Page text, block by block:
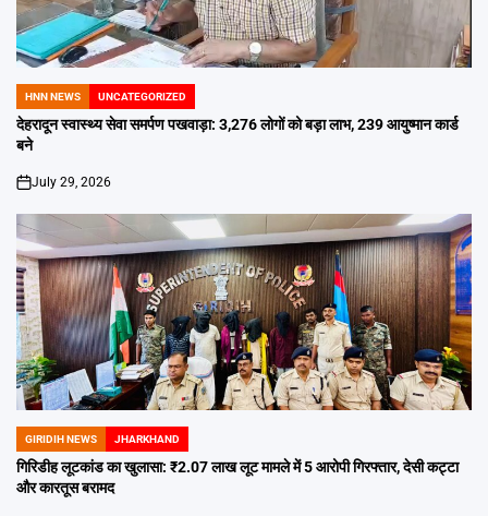
POSTED
IN
HNN NEWS UNCATEGORIZED
देहरादून स्वास्थ्य सेवा समर्पण पखवाड़ा: 3,276 लोगों को बड़ा लाभ, 239 आयुष्मान कार्ड
बने
on
July 29, 2026
POSTED
IN
GIRIDIH NEWS JHARKHAND
गिरिडीह लूटकांड का खुलासा: ₹2.07 लाख लूट मामले में 5 आरोपी गिरफ्तार, देसी कट्टा
और कारतूस बरामद